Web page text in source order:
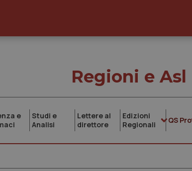
Regioni e Asl
e
Studi e
Analisi
Lettere al
direttore
Edizioni
Regionali
QS Pro